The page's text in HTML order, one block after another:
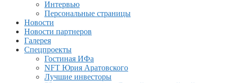
Интервью
Персональные страницы
Новости
Новости партнеров
Галерея
Спецпроекты
Гостиная ИФа
NFT Юрия Аратовского
Лучшие инвесторы